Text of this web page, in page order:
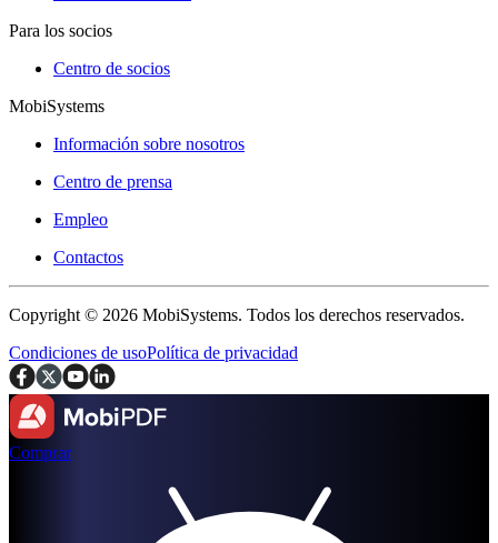
Para los socios
Centro de socios
MobiSystems
Información sobre nosotros
Centro de prensa
Empleo
Contactos
Copyright © 2026 MobiSystems. Todos los derechos reservados.
Condiciones de usoPolítica de privacidad
Comprar